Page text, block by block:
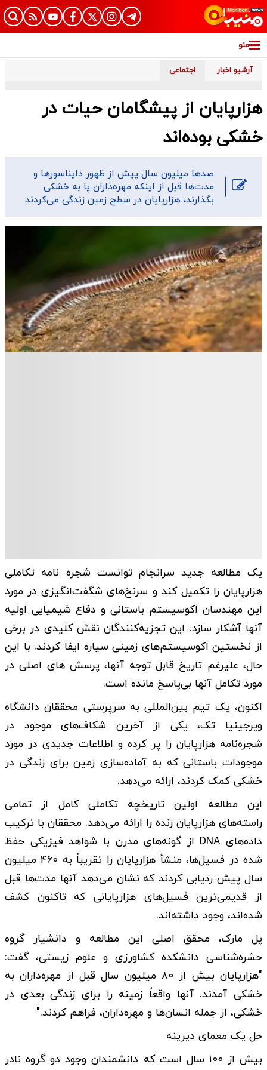
منو
آرشیو اخبار اجتماعی
هزارپایان از پیشگامان حیات در
خشکی بوده‌اند
صدها میلیون سال پیش از ظهور دایناسورها و
مدت‌ها قبل از اینکه مهره‌داران پا به خشکی
بگذارند، هزارپایان در سطح زمین زندگی می‌کردند.
یک مطالعه جدید سرانجام توانست شجره‌ نامه تکاملی
هزارپایان را تکمیل ‌کند و سرنخ‌های شگفت‌انگیزی در مورد
این مهندسان اکوسیستم باستانی و دفاع‌ شیمیایی اولیه
آنها آشکار ‌سازد. این تجزیه‌کنندگان نقش کلیدی در برخی
از نخستین اکوسیستم‌های زمینی سیاره ایفا کردند. با این
حال، علیرغم تاریخ قابل توجه آنها، پرسش های اصلی در
مورد تکامل آنها بی‌پاسخ مانده است.
اکنون، یک تیم بین‌المللی به سرپرستی محققان دانشگاه
ویرجینیا تک، یکی از آخرین شکاف‌های موجود در
شجره‌نامه هزارپایان را پر کرده و اطلاعات جدیدی در مورد
موجودات باستانی که به آماده‌سازی زمین برای زندگی در
خشکی کمک کردند، ارائه می‌دهد.
این مطالعه اولین تاریخچه تکاملی کامل از تمامی
راسته‌های هزارپایان زنده را ارائه می‌دهد. محققان با ترکیب
داده‌های DNA از گونه‌های مدرن با شواهد فیزیکی حفظ
شده در فسیل‌ها، منشأ هزارپایان را تقریباً به ۴۶۰ میلیون
سال پیش ردیابی کردند که نشان می‌دهد آنها مدت‌ها قبل
از قدیمی‌ترین فسیل‌های هزارپایانی که تاکنون کشف
شده‌اند، وجود داشته‌اند.
پل مارک، محقق اصلی این مطالعه و دانشیار گروه
حشره‌شناسی دانشکده کشاورزی و علوم زیستی، گفت:
"هزارپایان بیش از ۸۰ میلیون سال قبل از مهره‌داران به
خشکی آمدند. آنها واقعاً زمینه را برای زندگی بعدی در
خشکی، از جمله انسان‌ها و مهره‌داران، فراهم کردند."
حل یک معمای دیرینه
بیش از ۱۰۰ سال است که دانشمندان وجود دو گروه نادر